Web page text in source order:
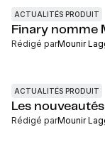
ACTUALITÉS PRODUIT
Finary nomme
Rédigé parMounir
ACTUALITÉS PRODUIT
Les
Rédigé parMounir